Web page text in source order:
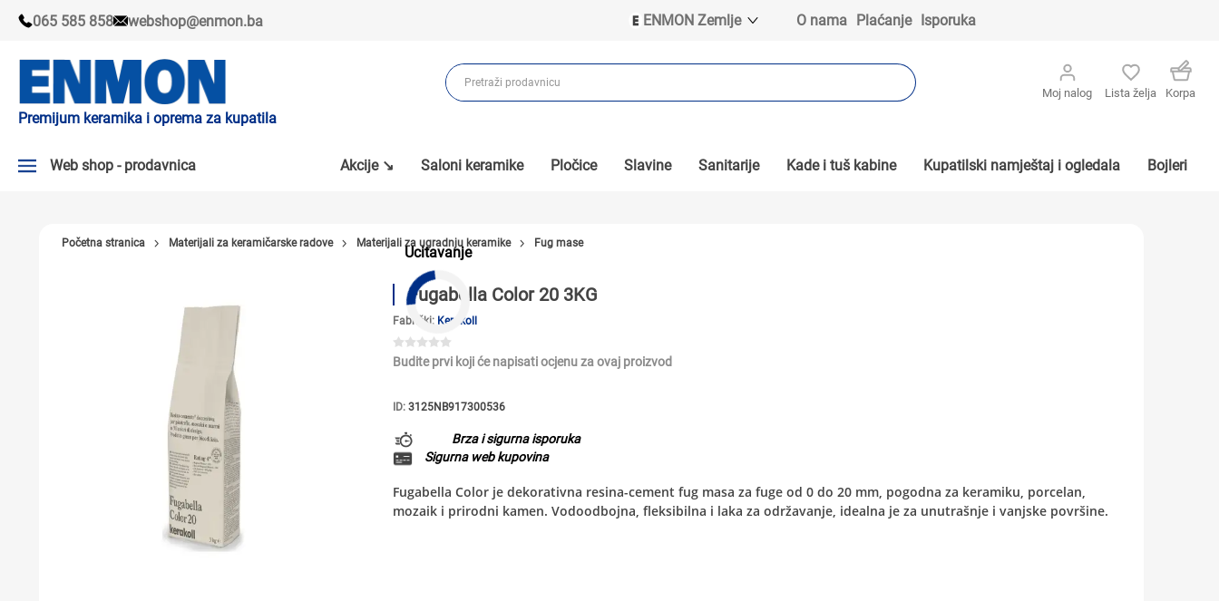
065 585 858 webshop@enmon.ba
ENMON Zemlje
ENMON BIH
ENMON MKD
O nama Plaćanje Isporuka
Premijum keramika i oprema za kupatila
Moj nalog Lista želja Korpa
Web shop - prodavnica
KUPATILSKI NAMJEŠTAJ I OGLEDALA
LAJSNE ZA PLOČICE
MATERIJALI ZA KERAMIČARSKE RADOVE
Akcije ↘ Saloni keramike Pločice Slavine Sanitarije Kade i tuš kabine Kupatilski namještaj i ogledala Bojleri
Ucitavanje
Početna stranica Materijali za keramičarske radove Materijali za ugradnju keramike Fug mase
Fugabella Color 20 3KG
Fabrički: Kerakoll
Budite prvi koji će napisati ocjenu za ovaj proizvod
ID: 3125NB917300536
Brza i sigurna isporuka
Sigurna web kupovina
Fugabella Color je dekorativna resina-cement fug masa za fuge od 0 do 20 mm, pogodna za keramiku, porcelan,
mozaik i prirodni kamen. Vodoodbojna, fleksibilna i laka za održavanje, idealna je za unutrašnje i vanjske površine.